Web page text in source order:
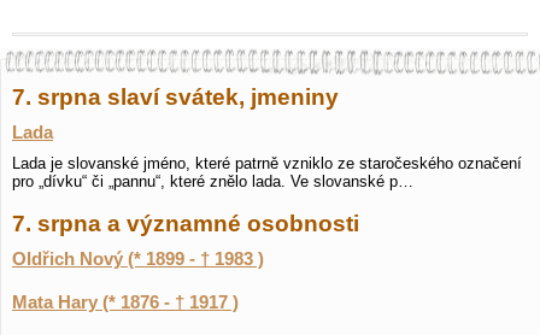
7. srpna slaví svátek, jmeniny
Lada
Lada je slovanské jméno, které patrně vzniklo ze staročeského označení
pro „dívku“ či „pannu“, které znělo lada. Ve slovanské p…
7. srpna a významné osobnosti
Oldřich Nový (* 1899 - † 1983 )
Mata Hary (* 1876 - † 1917 )